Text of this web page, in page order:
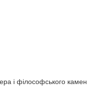
і філософського